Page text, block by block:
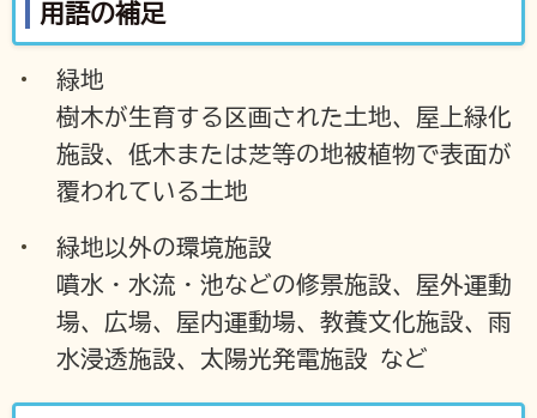
用語の補足
緑地
樹木が生育する区画された土地、屋上緑化
施設、低木または芝等の地被植物で表面が
覆われている土地
緑地以外の環境施設
噴水・水流・池などの修景施設、屋外運動
場、広場、屋内運動場、教養文化施設、雨
水浸透施設、太陽光発電施設 など